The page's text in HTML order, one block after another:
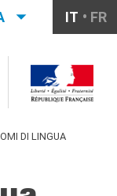
IT FR
DI LINGUA